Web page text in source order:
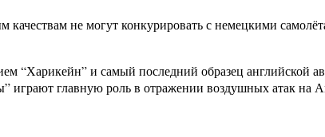
не могут конкурировать с немецкими
“Харикейн” и самый последний образец английской
главную роль в отражении воздушных атак на